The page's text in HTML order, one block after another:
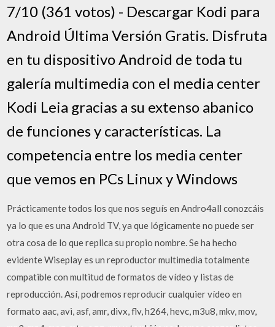
7/10 (361 votos) - Descargar Kodi para
Android Última Versión Gratis. Disfruta
en tu dispositivo Android de toda tu
galería multimedia con el media center
Kodi Leia gracias a su extenso abanico
de funciones y características. La
competencia entre los media center
que vemos en PCs Linux y Windows
Prácticamente todos los que nos seguís en Andro4all conozcáis
ya lo que es una Android TV, ya que lógicamente no puede ser
otra cosa de lo que replica su propio nombre. Se ha hecho
evidente Wiseplay es un reproductor multimedia totalmente
compatible con multitud de formatos de vídeo y listas de
reproducción. Así, podremos reproducir cualquier vídeo en
formato aac, avi, asf, amr, divx, flv, h264, hevc, m3u8, mkv, mov,